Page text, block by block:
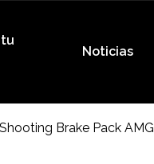
Noticias
Brake Pack AMG